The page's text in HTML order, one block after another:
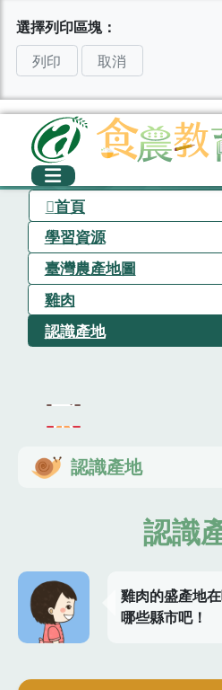
選擇列印區塊：
列印
取消
首頁
學習資源
臺灣農產地圖
雞肉
認識產地
認識產地
認識
雞肉的盛產地
哪些縣市吧！